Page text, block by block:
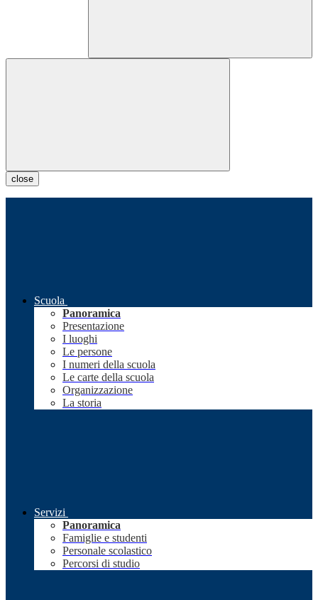
close
Scuola
Panoramica
Presentazione
I luoghi
Le persone
I numeri della scuola
Le carte della scuola
Organizzazione
La storia
Servizi
Panoramica
Famiglie e studenti
Personale scolastico
Percorsi di studio